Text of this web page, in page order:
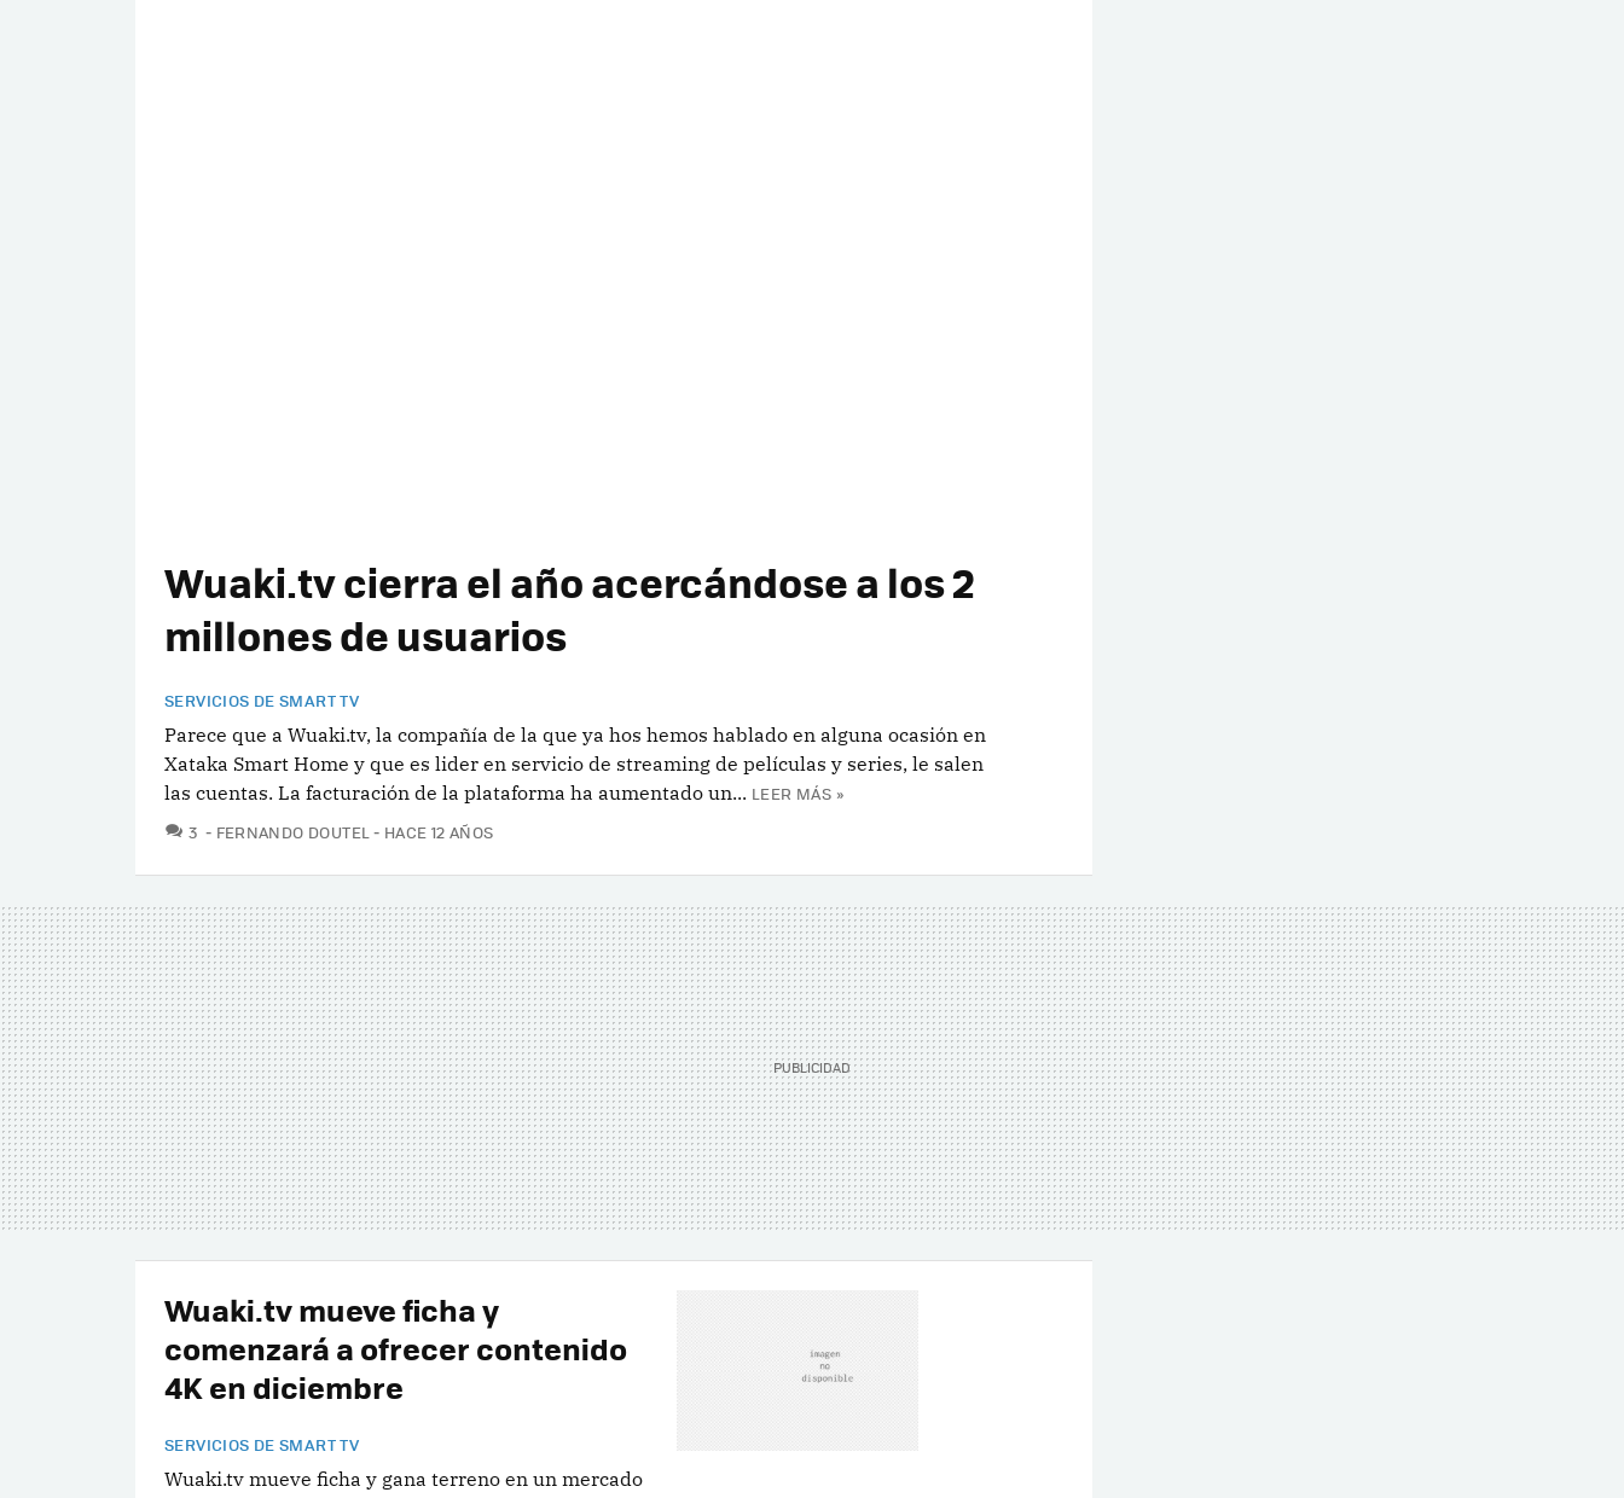
Wuaki.tv cierra el año acercándose a los 2
millones de usuarios
SERVICIOS DE SMART TV
Parece que a Wuaki.tv, la compañía de la que ya hos hemos hablado en alguna ocasión en
Xataka Smart Home y que es lider en servicio de streaming de películas y series, le salen
las cuentas. La facturación de la plataforma ha aumentado un... LEER MÁS »
3 COMENTARIOS
FERNANDO DOUTEL HACE 12 AÑOS
Wuaki.tv mueve ficha y
comenzará a ofrecer contenido
4K en diciembre
SERVICIOS DE SMART TV
Wuaki.tv mueve ficha y gana terreno en un mercado